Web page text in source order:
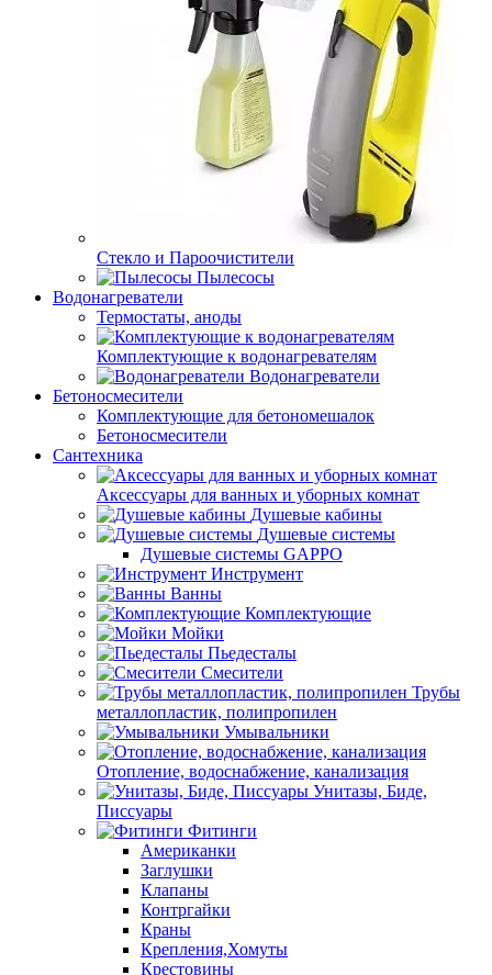
Стекло и Пароочистители
Пылесосы
Водонагреватели
Термостаты, аноды
Комплектующие к водонагревателям
Водонагреватели
Бетоносмесители
Комплектующие для бетономешалок
Бетоносмесители
Сантехника
Аксессуары для ванных и уборных комнат
Душевые кабины
Душевые системы
Душевые системы GAPPO
Инструмент
Ванны
Комплектующие
Мойки
Пьедесталы
Смесители
Трубы
металлопластик, полипропилен
Умывальники
Отопление, водоснабжение, канализация
Унитазы, Биде,
Писсуары
Фитинги
Американки
Заглушки
Клапаны
Контргайки
Краны
Крепления,Хомуты
Крестовины